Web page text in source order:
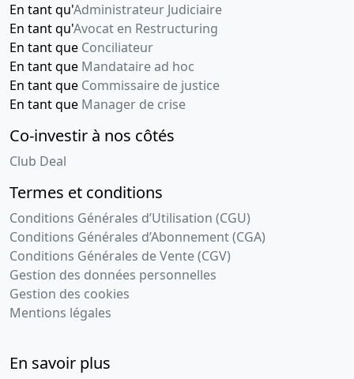
En tant qu'Administrateur Judiciaire
En tant qu'Avocat en Restructuring
En tant que Conciliateur
En tant que Mandataire ad hoc
En tant que Commissaire de justice
En tant que Manager de crise
Co-investir à nos côtés
Club Deal
Termes et conditions
Conditions Générales d’Utilisation (CGU)
Conditions Générales d’Abonnement (CGA)
Conditions Générales de Vente (CGV)
Gestion des données personnelles
Gestion des cookies
Mentions légales
En savoir plus